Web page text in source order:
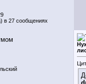
в 27 сообщениях